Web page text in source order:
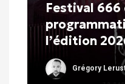
Festival 666
l’édition
Grégory